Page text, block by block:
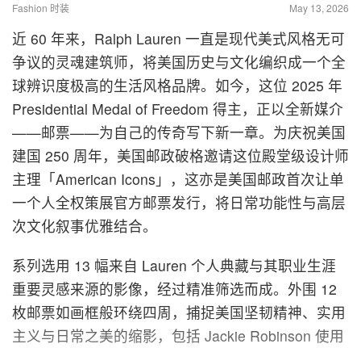
Fashion 时装 May 13, 2026
近 60 年来，Ralph Lauren 一直是现代美式风格无可
争议的灵魂建筑师，将美国历史与文化编织成一个全
球辨识度极高的生活风格品牌。如今，这位 2025 年
Presidential Medal of Freedom 得主，正以全新媒介
——邮票——为自己的传奇写下新一章。为庆祝美国
建国 250 周年，美国邮政破格邀请这位殿堂级设计师
主理「American Icons」，这亦是美国邮政首次让单
一个人全权策展官方邮票发行，将日常功能性与高层
次文化叙事优雅结合。
系列选用 13 幅来自 Lauren 个人典藏与其职业生涯
重要灵感来源的影像，经过精准筛选而成。外围 12
枚邮票如画框般环绕四周，捕捉美国坚韧精神、实用
主义与日常之美的缩影，包括 Jackie Robinson 使用